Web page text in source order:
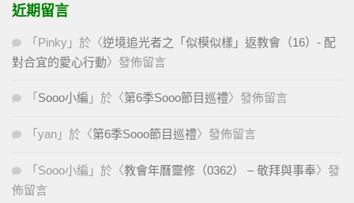
近期留言
「 Pinky 」於〈逆境追光者之「似模似樣」返教會（16）- 配
對合宜的愛心行動〉發佈留言
「 Sooo小編 」於〈第6季Sooo節目巡禮〉發佈留言
「 yan 」於〈第6季Sooo節目巡禮〉發佈留言
「 Sooo小編 」於〈教會年曆靈修（0362） – 敬拜與事奉〉發
佈留言